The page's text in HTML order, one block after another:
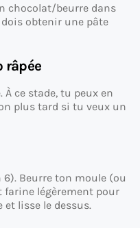
chocolat/beurre dans
obtenir une pâte
râpée
À ce stade, tu peux en
plus tard si tu veux un
6). Beurre ton moule (ou
légèrement pour
et lisse le dessus.